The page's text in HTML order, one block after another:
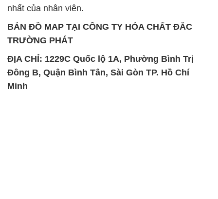
nhất của nhân viên.
BẢN ĐỒ MAP TẠI CÔNG TY HÓA CHẤT ĐẮC
TRƯỜNG PHÁT
ĐỊA CHỈ: 1229C Quốc lộ 1A, Phường Bình Trị
Đông B, Quận Bình Tân, Sài Gòn TP. Hồ Chí
Minh